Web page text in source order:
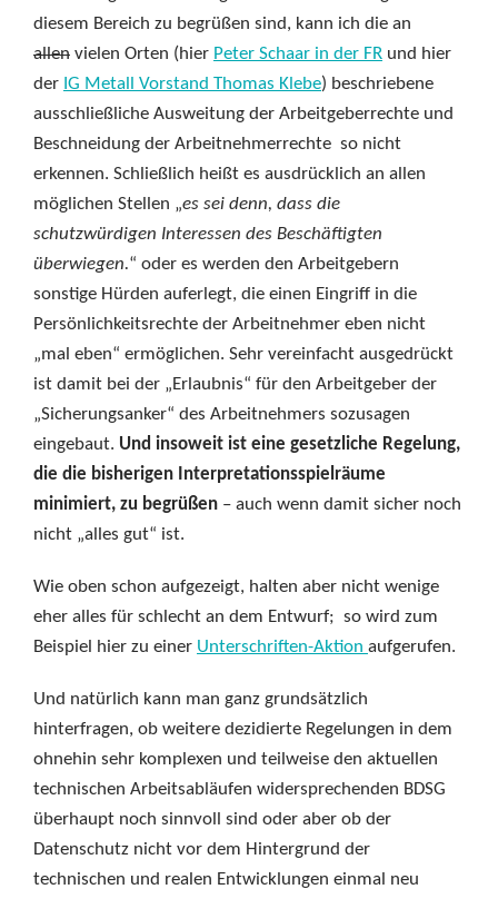
diesem Bereich zu begrüßen sind, kann ich die an
allen vielen Orten (hier Peter Schaar in der FR und hier
der IG Metall Vorstand Thomas Klebe) beschriebene
ausschließliche Ausweitung der Arbeitgeberrechte und
Beschneidung der Arbeitnehmerrechte so nicht
erkennen. Schließlich heißt es ausdrücklich an allen
möglichen Stellen „es sei denn, dass die
schutzwürdigen Interessen des Beschäftigten
überwiegen.“ oder es werden den Arbeitgebern
sonstige Hürden auferlegt, die einen Eingriff in die
Persönlichkeitsrechte der Arbeitnehmer eben nicht
„mal eben“ ermöglichen. Sehr vereinfacht ausgedrückt
ist damit bei der „Erlaubnis“ für den Arbeitgeber der
„Sicherungsanker“ des Arbeitnehmers sozusagen
eingebaut. Und insoweit ist eine gesetzliche Regelung,
die die bisherigen Interpretationsspielräume
minimiert, zu begrüßen – auch wenn damit sicher noch
nicht „alles gut“ ist.
Wie oben schon aufgezeigt, halten aber nicht wenige
eher alles für schlecht an dem Entwurf; so wird zum
Beispiel hier zu einer Unterschriften-Aktion aufgerufen.
Und natürlich kann man ganz grundsätzlich
hinterfragen, ob weitere dezidierte Regelungen in dem
ohnehin sehr komplexen und teilweise den aktuellen
technischen Arbeitsabläufen widersprechenden BDSG
überhaupt noch sinnvoll sind oder aber ob der
Datenschutz nicht vor dem Hintergrund der
technischen und realen Entwicklungen einmal neu